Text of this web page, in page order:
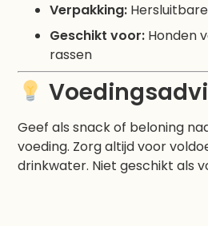
Verpakking:
Geschikt voor: Honden
rassen
Geef als snack of beloning
voeding. Zorg altijd voor
drinkwater. Niet geschikt als